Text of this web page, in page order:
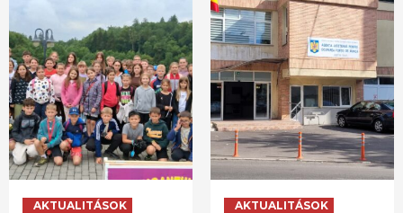
AKTUALITÁSOK
AKTUALITÁSOK